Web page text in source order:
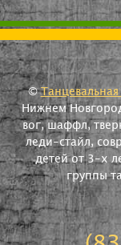
©Танцевальная
Нижнем
вог, шаффл,
леди-стайл,
детей от 3-х
группы